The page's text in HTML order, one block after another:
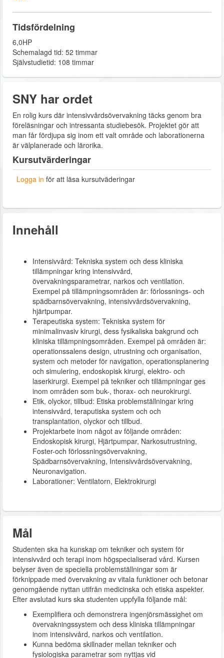
Tidsfördelning
6,0HP
Schemalagd tid: 52 timmar
Självstudietid: 108 timmar
SNY har ordet
En rolig kurs där intensivvårdsövervakning täcks genom bra
föreläsningar och intressanta studiebesök. Projektet gör att
man får fördjupa sig inom ett valt område och laborationerna
är välplanerade och lärorika.
Kursutvärderingar
Logga in för att läsa kursutväderingar
Innehåll
Intensivvård: Tekniska system och dess kliniska
tillämpningar kring intensivvård,
övervakningsparametrar, narkos och ventilation.
Exempel på tillämpningsområden är: förlossnings- och
spädbarnsövervakning, intensivvårdsövervakning,
hjärtpumpar.
Terapeutiska system: Tekniska system för
minimalinvasiv kirurgi, dess fysikaliska bakgrund och
kliniska tillämpningsområden. Exempel på områden är:
operationssalens design, utrustning och organisation,
system och metoder för navigation, operationsplanering
och simulering, endoskopisk kirurgi, elektro- och
laserkirurgi. Exempel på tekniker och tillämpningar ges
inom områden som buk-, thorax- och neurokirurgi.
Etik, olyckor, tillbud: Etiska problemställningar kring
intensivvård, teraputiska system och och
transplantation, olyckor och tillbud.
Projektarbete inom något av följande områden:
Endoskopisk kirurgi, Hjärtpumpar, Narkosutrustning,
Foster-och förlossningsövervakning,
Spädbarnsövervakning, Intensivvårdsövervakning,
Neuronavigation.
Laborationer: Ventilatorn, Elektrokirurgi
Mål
Studenten ska ha kunskap om tekniker och system för
intensivvård och terapi inom högspecialiserad vård. Kursen
belyser även de speciella problemställningar som är
förknippade med övervakning av vitala funktioner och betonar
genomgående nyttan utifrån medicinska och etiska aspekter.
Efter avslutad kurs ska studenten uppfylla följande mål:
Exemplifiera och demonstrera ingenjörsmässighet om
övervakningssystem och dess kliniska tillämpningar
inom intensivvård, narkos och ventilation.
Kunna bedöma skillnader mellan tekniker och
fysiologiska parametrar som nyttjas vid